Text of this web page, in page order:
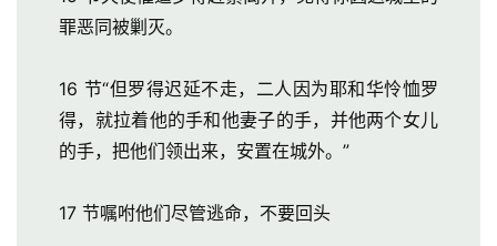
罪恶同被剿灭。
16 节“但罗得迟延不走，二人因为耶和华怜恤罗
得，就拉着他的手和他妻子的手，并他两个女儿
的手，把他们领出来，安置在城外。”
17 节嘱咐他们尽管逃命，不要回头